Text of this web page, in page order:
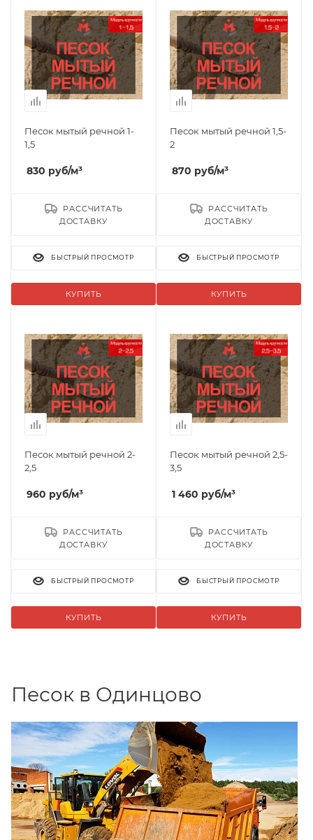
Песок мытый речной 1-
1,5
830 руб/м³
КУПИТЬ
РАССЧИТАТЬ
ДОСТАВКУ
БЫСТРЫЙ ПРОСМОТР
Песок мытый речной 1,5-
2
870 руб/м³
КУПИТЬ
РАССЧИТАТЬ
ДОСТАВКУ
БЫСТРЫЙ ПРОСМОТР
Песок мытый речной 2-
2,5
960 руб/м³
КУПИТЬ
РАССЧИТАТЬ
ДОСТАВКУ
БЫСТРЫЙ ПРОСМОТР
Песок мытый речной 2,5-
3,5
1 460 руб/м³
КУПИТЬ
РАССЧИТАТЬ
ДОСТАВКУ
БЫСТРЫЙ ПРОСМОТР
Песок в Одинцово